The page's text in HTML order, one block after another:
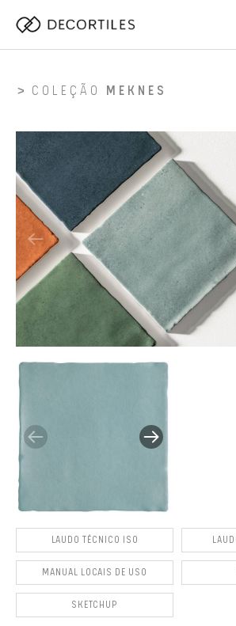
COLEÇÃO MEKNES
LAUDO TÉCNICO ISO
MANUAL LOCAIS DE USO
SKETCHUP